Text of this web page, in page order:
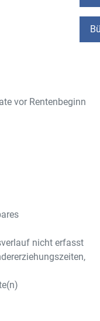
vor Rentenbeginn
nicht erfasst